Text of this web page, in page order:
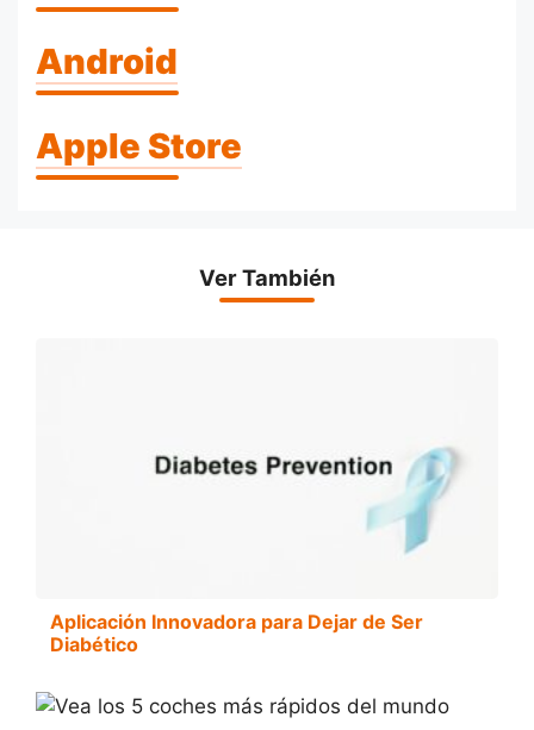
Android
Apple Store
Ver También
Aplicación Innovadora para Dejar de Ser
Diabético